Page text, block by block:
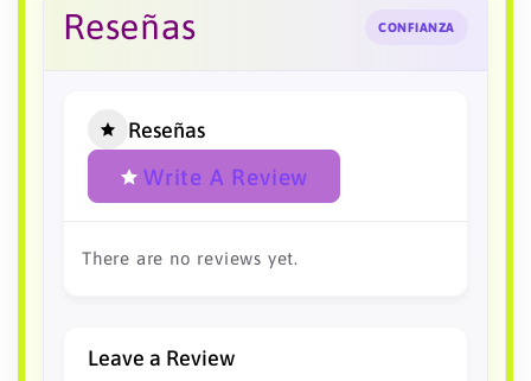
Reseñas CONFIANZA
Reseñas
Write A Review
There are no reviews yet.
Leave a Review